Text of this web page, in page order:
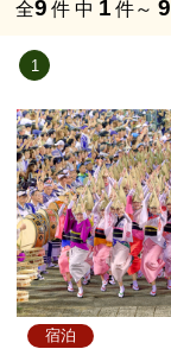
全9 件 中 1 件～9
1
宿泊